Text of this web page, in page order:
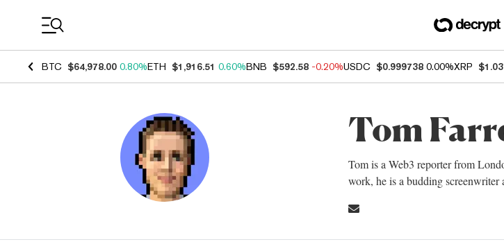
BTC $64,978.00 0.80%ETH $1,916.51 0.60%BNB $592.58 -0.20%USDC $0.999738 0.00%XRP
Tom
Tom is a Web3 reporter from
work, he is a budding